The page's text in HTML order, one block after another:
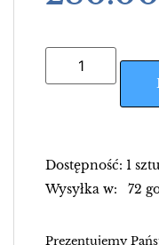
Dostępność: 1
Wysyłka w: 72
Prezentujemy